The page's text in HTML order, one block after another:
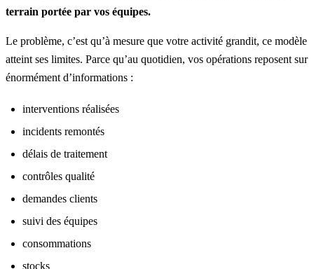
terrain portée par vos équipes.
Le problème, c’est qu’à mesure que votre activité grandit, ce modèle
atteint ses limites. Parce qu’au quotidien, vos opérations reposent sur
énormément d’informations :
interventions réalisées
incidents remontés
délais de traitement
contrôles qualité
demandes clients
suivi des équipes
consommations
stocks